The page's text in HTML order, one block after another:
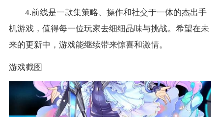
4.前线是一款集策略、操作和社交于一体的杰出手
机游戏，值得每一位玩家去细细品味与挑战。希望在未
来的更新中，游戏能继续带来惊喜和激情。
游戏截图